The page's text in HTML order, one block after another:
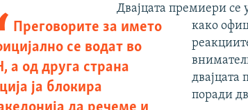
Двајцата премиери се
Преговорите за името
се водат во
а од друга страна
ја блокира
како
поради